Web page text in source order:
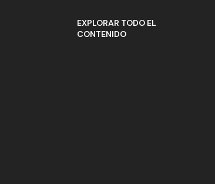
EXPLORAR TODO EL
CONTENIDO